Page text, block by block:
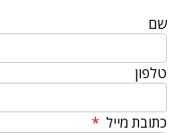
שם
טלפון
כתובת מייל